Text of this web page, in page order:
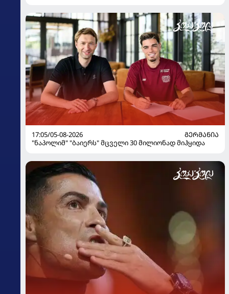
17:05/05-08-2026
ᲒᲔᲠᲛᲐᲜᲘᲐ
"ნაპოლიმ" "ბაიერს" მცველი 30 მილიონად მიჰყიდა